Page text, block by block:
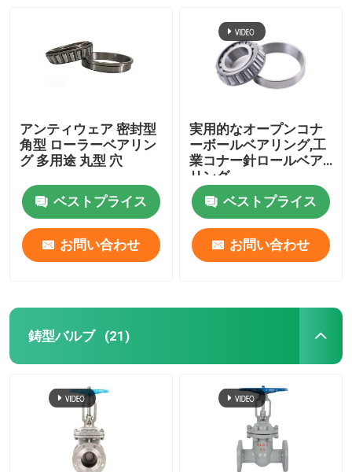
アンティウェア 密封型
角型 ローラーベアリン
グ 多用途 丸型 穴
ベストプライス
お問い合わせ
実用的なオープンコナ
ーボールベアリング,工
業コナー針ロールベア
リング
ベストプライス
お問い合わせ
鋳型バルブ (21)